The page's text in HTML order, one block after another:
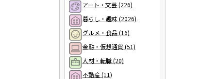
アート・文芸 (226)
暮らし・趣味 (2026)
グルメ・食品 (16)
金融・仮想通貨 (51)
人材・転職 (20)
不動産 (11)